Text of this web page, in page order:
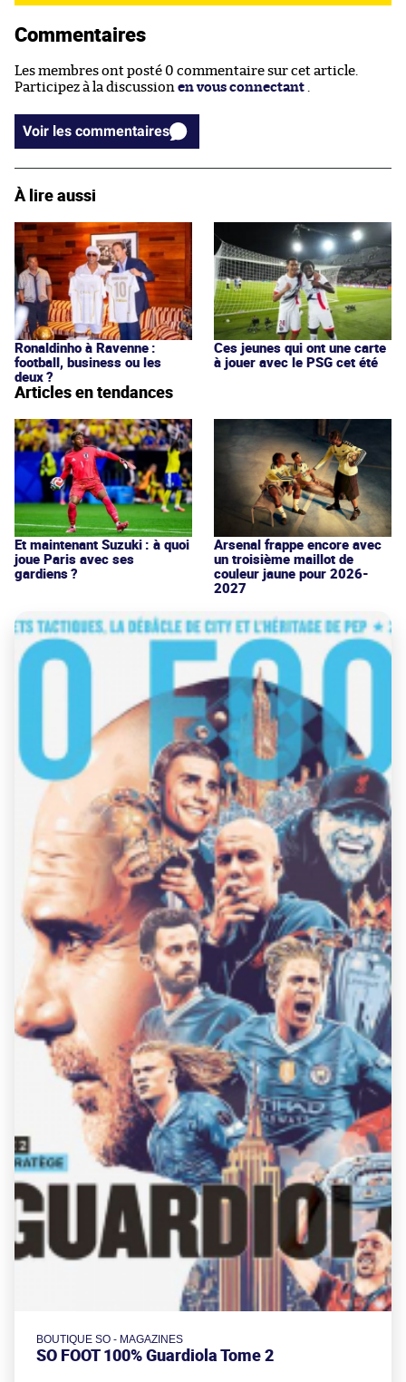
Commentaires
Les membres ont posté 0 commentaire sur cet article.
Participez à la discussion en vous connectant
Voir les commentaires
À lire aussi
Ronaldinho à Ravenne :
football, business ou les
deux ?
Ces jeunes qui ont une carte
à jouer avec le PSG cet été
Articles en tendances
Et maintenant Suzuki : à quoi
joue Paris avec ses
gardiens ?
Arsenal frappe encore avec
un troisième maillot de
couleur jaune pour 2026-
2027
BOUTIQUE SO - MAGAZINES
SO FOOT 100% Guardiola Tome 2